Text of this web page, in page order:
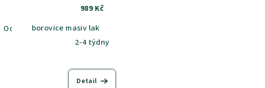
Odstín moření tmavě hnědé
989 Kč
borovice masiv lak
2-4 týdny
Detail